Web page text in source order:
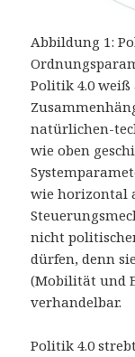
Abbildung 1:
Politik 4.0
natürlichen-
wie oben
wie horizontal
nicht
dürfen, denn
(Mobilität und
verhandelbar.
Politik 4.0